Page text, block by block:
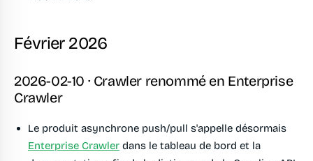
Février 2026
2026-02-10 · Crawler renommé en Enterprise
Crawler
Le produit asynchrone push/pull s'appelle désormais
Enterprise Crawler dans le tableau de bord et la